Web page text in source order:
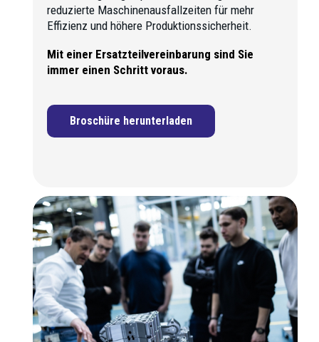
reduzierte Maschinenausfallzeiten für mehr
Effizienz und höhere Produktionssicherheit.
Mit einer Ersatzteilvereinbarung sind Sie
immer einen Schritt voraus.
Broschüre herunterladen